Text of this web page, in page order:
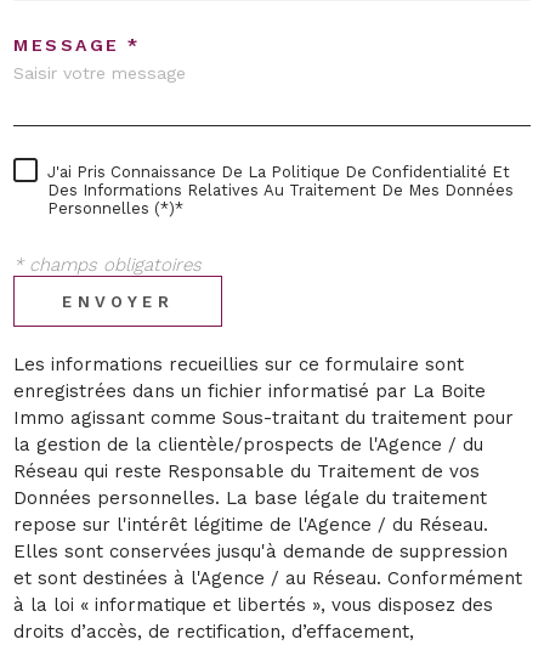
MESSAGE *
J'ai Pris Connaissance De La Politique De Confidentialité Et
Des Informations Relatives Au Traitement De Mes Données
Personnelles (*)*
* champs obligatoires
ENVOYER
Les informations recueillies sur ce formulaire sont
enregistrées dans un fichier informatisé par La Boite
Immo agissant comme Sous-traitant du traitement pour
la gestion de la clientèle/prospects de l'Agence / du
Réseau qui reste Responsable du Traitement de vos
Données personnelles. La base légale du traitement
repose sur l'intérêt légitime de l'Agence / du Réseau.
Elles sont conservées jusqu'à demande de suppression
et sont destinées à l'Agence / au Réseau. Conformément
à la loi « informatique et libertés », vous disposez des
droits d’accès, de rectification, d’effacement,